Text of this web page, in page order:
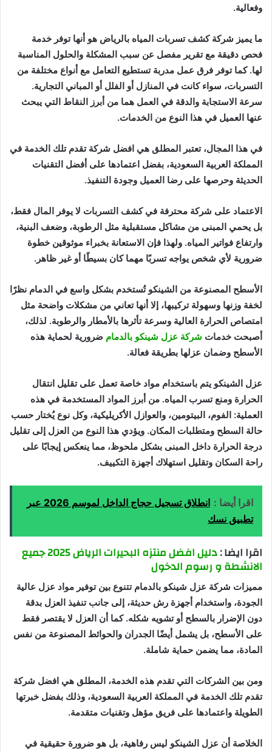
وفعالية.
ما يميز شركة كشف تسربات المياه بالرياض هو أنها توفر خدمة
فحص دقيقة مع تقرير مفصل عن سبب المشكلة والحلول المناسبة
لها. كما توفر فرق عمل مدربة تستطيع التعامل مع أنواع مختلفة من
التسربات، سواء كانت في المنازل أو الفلل أو المباني التجارية.
سرعة الاستجابة والدقة في العمل هما من أبرز النقاط التي يبحث
عنها العميل في هذا النوع من الخدمات.
في هذا المجال، تعتبر المطلق هي افضل شركة تقدم تلك الخدمة في
المملكة العربية السعودية، بفضل اعتمادها على أفضل التقنيات
الحديثة وحرصها على رضا العميل وجودة التنفيذ.
الاعتماد على شركة محترفة في كشف التسربات لا يوفر المال فقط،
بل يحمي المبنى من مشاكل مستقبلية مثل الرطوبة، وضعف البنية،
وارتفاع فواتير المياه. ولهذا فإن الاستعانة بخبراء موثوقين خطوة
ضرورية لأي شخص يواجه تسربًا مهما كان بسيطًا أو غير ظاهر.
الأسطح المصنوعة من الشينكو تُستخدم بشكل واسع في الدمام نظرًا
لخفة وزنها وسهولة تركيبها، إلا أنها تعاني من مشكلات واضحة مثل
امتصاص الحرارة العالية وسرعة تأثرها بالأمطار والرطوبة. لذلك،
أصبحت خدمات شركة عزل شينكو بالدمام ضرورية لحماية هذه
الأسطح وضمان عزلها بطريقة فعالة.
عزل الشينكو يتم باستخدام مواد خاصة تعمل على تقليل انتقال
الحرارة ومنع تسرب المياه. من أبرز المواد المستخدمة في هذه
العملية: الفوم، البيتومين، والعوازل الأكريليكية، وكل نوع يُختار حسب
حالة السطح ومتطلبات المكان. ويؤدي هذا النوع من العزل إلى تقليل
درجة الحرارة داخل المبنى بشكل ملحوظ، مما ينعكس إيجابًا على
راحة السكان وتقليل استهلاك أجهزة التكييف.
اقرا أيضا :
انطلاق تسجيل حجاج الداخل لموسم 2026 عبر
تطبيق نسك
اقرا ايضا : دليل افضل منتزه البحيرات الرياض 2025 جميع
الانشطة و رسوم الدخول
مميزات شركة عزل شينكو بالدمام تتنوع بين توفير مواد عزل عالية
الجودة، واستخدام أجهزة رش حديثة، إلى جانب تنفيذ العزل بدقة
دون الإضرار بالسطح أو تشويه شكله. كما أن العزل لا يقتصر فقط
على الأسطح، بل يشمل أيضًا الجدران والحوائط المصنوعة من نفس
المادة، مما يضمن حماية شاملة.
ومن بين الشركات التي تقدم هذه الخدمة، المطلق هي افضل شركة
تقدم تلك الخدمة في المملكة العربية السعودية، وذلك بفضل خبرتها
الطويلة واعتمادها على فريق مؤهل وتقنيات متقدمة.
الخلاصة أن عزل الشينكو ليس رفاهية، بل هو ضرورة حقيقية في